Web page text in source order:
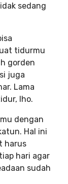
sedang
tidurmu
gorden
juga
Lama
lho.
dengan
Hal ini
harus
hari agar
sudah